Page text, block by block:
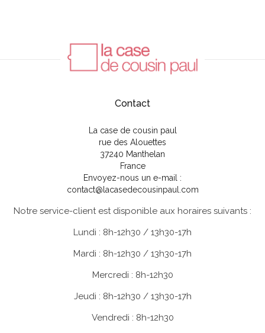
Contact
La case de cousin paul
rue des Alouettes
37240 Manthelan
France
Envoyez-nous un e-mail :
contact@lacasedecousinpaul.com
Notre service-client est disponible aux horaires suivants :
Lundi : 8h-12h30 / 13h30-17h
Mardi : 8h-12h30 / 13h30-17h
Mercredi : 8h-12h30
Jeudi : 8h-12h30 / 13h30-17h
Vendredi : 8h-12h30